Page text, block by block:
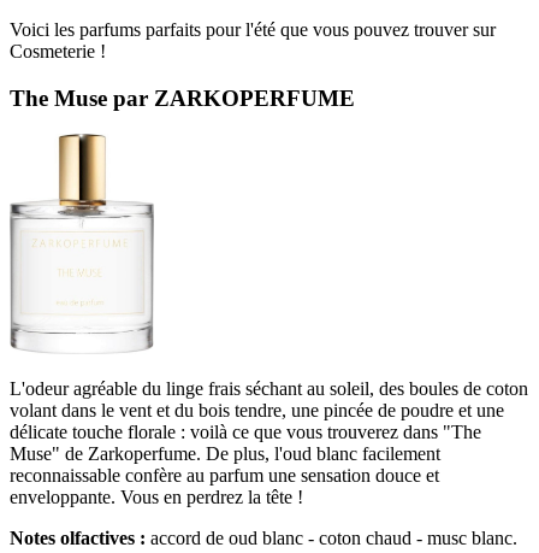
Voici les parfums parfaits pour l'été que vous pouvez trouver sur
Cosmeterie !
The Muse par ZARKOPERFUME
L'odeur agréable du linge frais séchant au soleil, des boules de coton
volant dans le vent et du bois tendre, une pincée de poudre et une
délicate touche florale : voilà ce que vous trouverez dans "The
Muse" de Zarkoperfume. De plus, l'oud blanc facilement
reconnaissable confère au parfum une sensation douce et
enveloppante. Vous en perdrez la tête !
Notes olfactives : accord de oud blanc - coton chaud - musc blanc.